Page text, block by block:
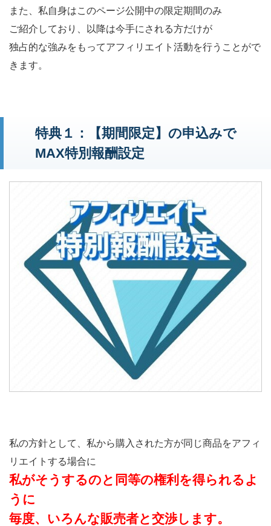
また、私自身はこのページ公開中の限定期間のみ
ご紹介しており、以降は今手にされる方だけが
独占的な強みをもってアフィリエイト活動を行うことがで
きます。
特典１：【期間限定】の申込みで
MAX特別報酬設定
私の方針として、私から購入された方が同じ商品をアフィ
リエイトする場合に
私がそうするのと同等の権利を得られるよ
うに
毎度、いろんな販売者と交渉します。